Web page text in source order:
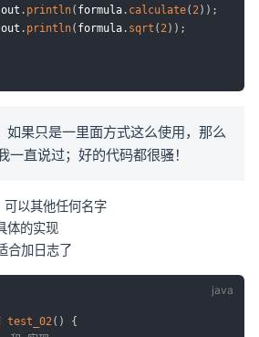
out . println( formula . calculate( 2) ) ;
out . println( formula . sqrt ( 2) ) ;
如果只是一里面方式这么使用，那么
一直说过；好的代码都很骚！
以其他任何名字
体的实现
合加日志了
test_02 ( )
{